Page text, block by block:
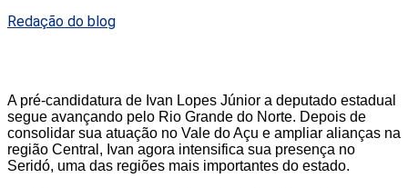
Redação do blog
A pré-candidatura de Ivan Lopes Júnior a deputado estadual
segue avançando pelo Rio Grande do Norte. Depois de
consolidar sua atuação no Vale do Açu e ampliar alianças na
região Central, Ivan agora intensifica sua presença no
Seridó, uma das regiões mais importantes do estado.